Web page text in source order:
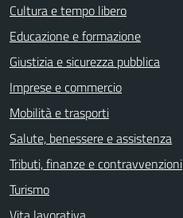
Cultura e tempo libero
Educazione e formazione
Giustizia e sicurezza pubblica
Imprese e commercio
Mobilità e trasporti
Salute, benessere e assistenza
Tributi, finanze e contravvenzioni
Turismo